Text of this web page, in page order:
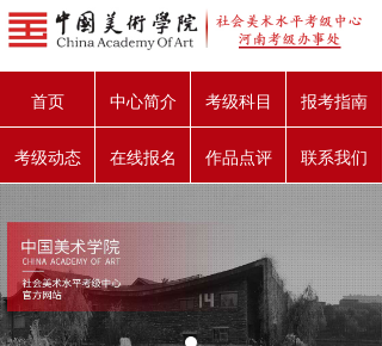
首页 中心简介 考级科目 报考指南
考级动态 在线报名 作品点评 联系我们